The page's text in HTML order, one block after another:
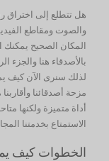
هل تتطلع إلى
والصوت ومقاطع
المكان الصحيح
بالأصدقاء هنا والجزء
مزحة أصدقائنا
أداة متميزة ولكنها
الاستمتاع بخدمتنا
الخطوات كيف